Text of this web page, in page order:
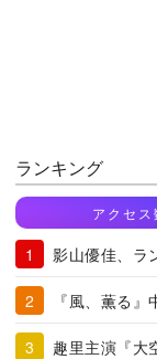
ランキング
アクセス
影山優佳、ラ
『風、薫る
趣里主演『大